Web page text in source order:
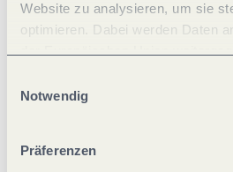
Website zu analysieren, um sie
optimieren. Dabei werden Daten
jederzeit widerrufen werden. Mit
ablehnen" kann es zu
Notwendig
Präferenzen
Einrichtungen Betrieb